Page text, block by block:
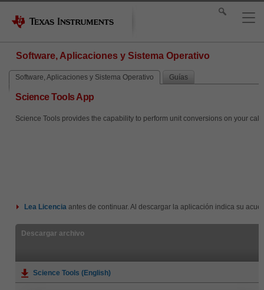
Software, Aplicaciones y Sistema Operativo
Software, Aplicaciones y Sistema Operativo Guías
Science Tools App
Science Tools provides the capability to perform unit conversions on your
Lea Licencia antes de continuar. Al descargar la aplicación indica su
Descargar archivo
Science Tools (English)